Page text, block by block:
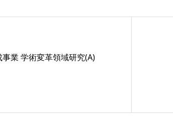
業 学術変革領域研究(A)